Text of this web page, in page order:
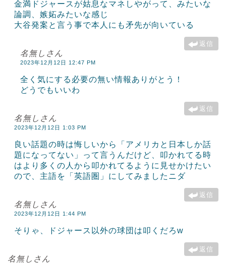
金満ドジャースが姑息なマネしやがって、みたいな
論調、嫉妬みたいな感じ
大谷発案と言う事で本人にも矛先が向いている
返信
名無しさん
2023年12月12日 12:47 PM
全く気にする必要の無い情報ありがとう！
どうでもいいわ
返信
名無しさん
2023年12月12日 1:03 PM
良い話題の時は悔しいから「アメリカと日本しか話
題になってない」って言うんだけど、叩かれてる時
はより多くの人から叩かれてるように見せかけたい
ので、主語を「英語圏」にしてみましたニダ
返信
名無しさん
2023年12月12日 1:44 PM
そりゃ、ドジャース以外の球団は叩くだろw
返信
名無しさん